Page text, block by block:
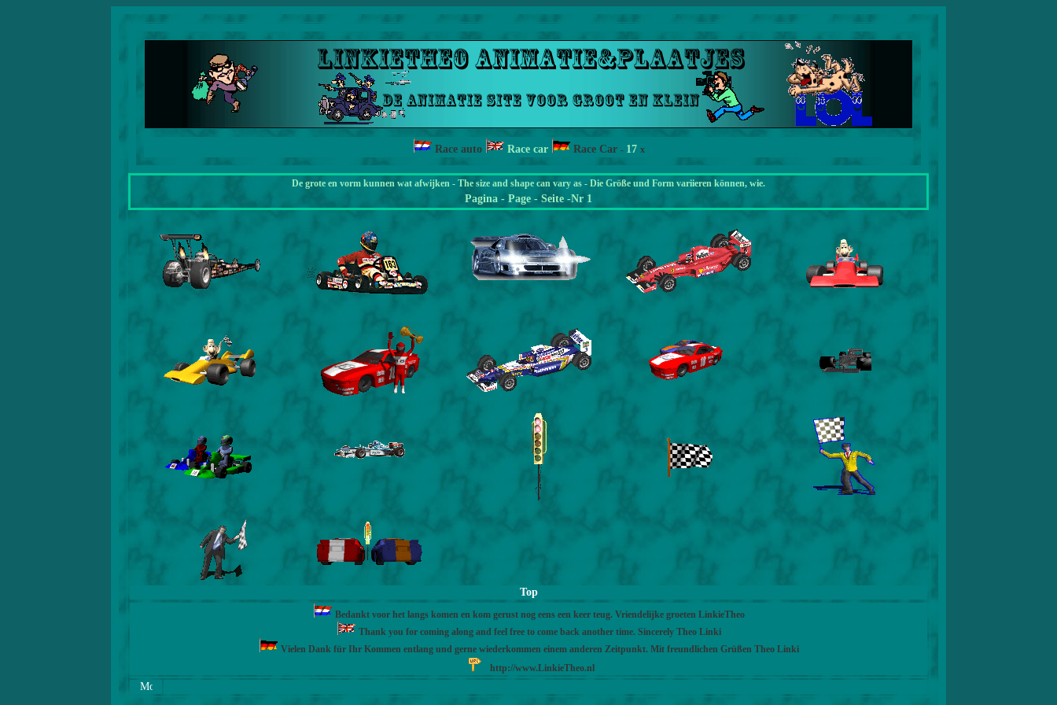
Race auto Race car Race Car - 17 x
De grote en vorm kunnen wat afwijken - The size and shape can vary as - Die Größe und Form variieren können, wie.
Pagina - Page - Seite -Nr 1
Top
Bedankt voor het langs komen en kom gerust nog eens een keer teug. Vriendelijke groeten LinkieTheo
Thank you for coming along and feel free to come back another time. Sincerely Theo Linki
Vielen Dank für Ihr Kommen entlang und gerne wiederkommen einem anderen Zeitpunkt. Mit freundlichen Grüßen Theo Linki
http://www.LinkieTheo.nl